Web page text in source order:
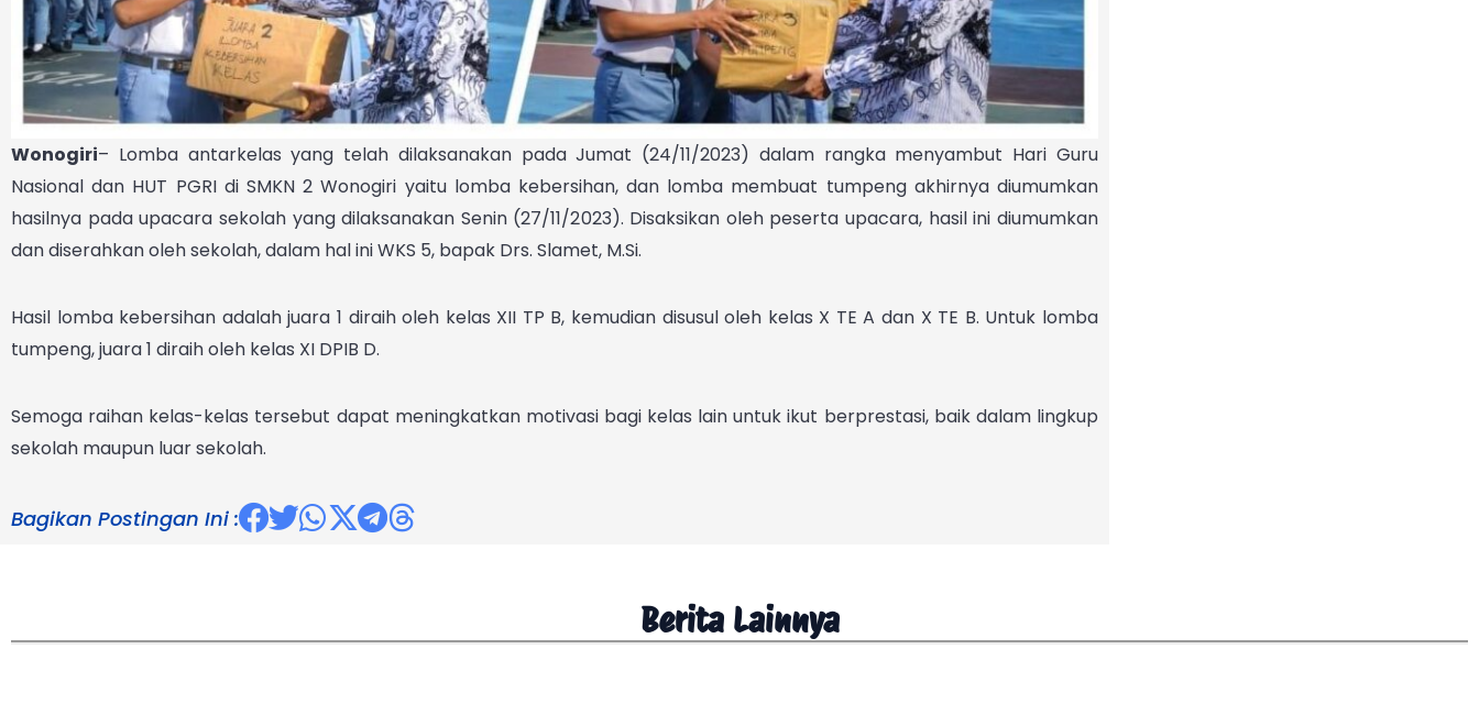
Wonogiri– Lomba antarkelas yang telah dilaksanakan pada Jumat (24/11/2023) dalam rangka menyambut Hari Guru
Nasional dan HUT PGRI di SMKN 2 Wonogiri yaitu lomba kebersihan, dan lomba membuat tumpeng akhirnya diumumkan
hasilnya pada upacara sekolah yang dilaksanakan Senin (27/11/2023). Disaksikan oleh peserta upacara, hasil ini diumumkan
dan diserahkan oleh sekolah, dalam hal ini WKS 5, bapak Drs. Slamet, M.Si.
Hasil lomba kebersihan adalah juara 1 diraih oleh kelas XII TP B, kemudian disusul oleh kelas X TE A dan X TE B. Untuk lomba
tumpeng, juara 1 diraih oleh kelas XI DPIB D.
Semoga raihan kelas-kelas tersebut dapat meningkatkan motivasi bagi kelas lain untuk ikut berprestasi, baik dalam lingkup
sekolah maupun luar sekolah.
Bagikan Postingan Ini :
Berita Lainnya